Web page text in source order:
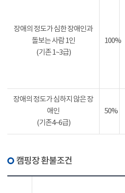
장애의 정도가 심한 장애인과
돌보는 사람 1인
(기존 1~3급)
100%
장애의 정도가 심하지 않은 장
애인
(기존4~6급)
50%
캠핑장 환불조건